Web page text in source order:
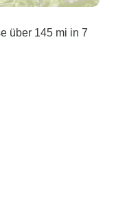
über 145 mi in 7